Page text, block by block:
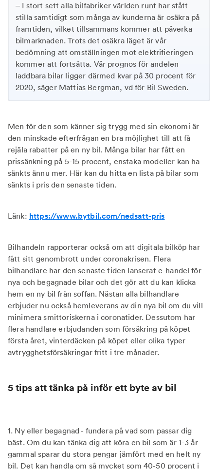
– I stort sett alla bilfabriker världen runt har stått
stilla samtidigt som många av kunderna är osäkra på
framtiden, vilket tillsammans kommer att påverka
bilmarknaden. Trots det osäkra läget är vår
bedömning att omställningen mot elektrifieringen
kommer att fortsätta. Vår prognos för andelen
laddbara bilar ligger därmed kvar på 30 procent för
2020, säger Mattias Bergman, vd för Bil Sweden.
Men för den som känner sig trygg med sin ekonomi är
den minskade efterfrågan en bra möjlighet till att få
rejäla rabatter på en ny bil. Många bilar har fått en
prissänkning på 5-15 procent, enstaka modeller kan ha
sänkts ännu mer. Här kan du hitta en lista på bilar som
sänkts i pris den senaste tiden.
Länk: https://www.bytbil.com/nedsatt-pris
Bilhandeln rapporterar också om att digitala bilköp har
fått sitt genombrott under coronakrisen. Flera
bilhandlare har den senaste tiden lanserat e-handel för
nya och begagnade bilar och det gör att du kan klicka
hem en ny bil från soffan. Nästan alla bilhandlare
erbjuder nu också hemleverans av din nya bil om du vill
minimera smittoriskerna i coronatider. Dessutom har
flera handlare erbjudanden som försäkring på köpet
första året, vinterdäcken på köpet eller olika typer
avtrygghetsförsäkringar fritt i tre månader.
5 tips att tänka på inför ett byte av bil
1. Ny eller begagnad - fundera på vad som passar dig
bäst. Om du kan tänka dig att köra en bil som är 1-3 år
gammal sparar du stora pengar jämfört med en helt ny
bil. Det kan handla om så mycket som 40-50 procent i